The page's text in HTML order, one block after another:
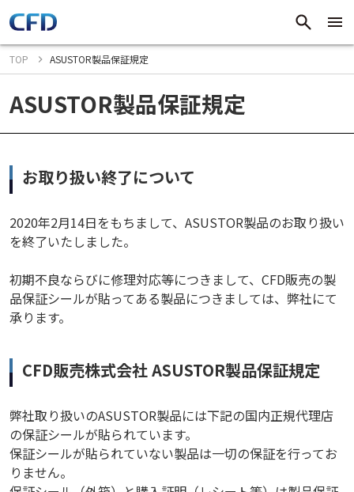
TOP ASUSTOR製品保証規定
ASUSTOR製品保証規定
お取り扱い終了について
2020年2月14日をもちまして、ASUSTOR製品のお取り扱い
を終了いたしました。
初期不良ならびに修理対応等につきまして、CFD販売の製
品保証シールが貼ってある製品につきましては、弊社にて
承ります。
CFD販売株式会社 ASUSTOR製品保証規定
弊社取り扱いのASUSTOR製品には下記の国内正規代理店
の保証シールが貼られています。
保証シールが貼られていない製品は一切の保証を行ってお
りません。